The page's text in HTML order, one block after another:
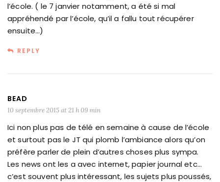
l’école. ( le 7 janvier notamment, a été si mal
appréhendé par l’école, qu’il a fallu tout récupérer
ensuite…)
REPLY
BEAD
10 septembre 2015 at 21 h 09 min
Ici non plus pas de télé en semaine à cause de l’école
et surtout pas le JT qui plomb l’ambiance alors qu’on
préfère parler de plein d’autres choses plus sympa.
Les news ont les a avec internet, papier journal etc…
c’est souvent plus intéressant, les sujets plus poussés,